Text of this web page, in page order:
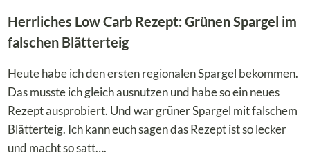
Herrliches Low Carb Rezept: Grünen Spargel im
falschen Blätterteig
Heute habe ich den ersten regionalen Spargel bekommen.
Das musste ich gleich ausnutzen und habe so ein neues
Rezept ausprobiert. Und war grüner Spargel mit falschem
Blätterteig. Ich kann euch sagen das Rezept ist so lecker
und macht so satt….